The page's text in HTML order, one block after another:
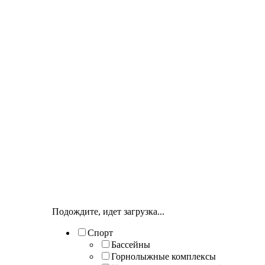
Подождите, идет загрузка...
Спорт
Бассейны
Горнолыжные комплексы